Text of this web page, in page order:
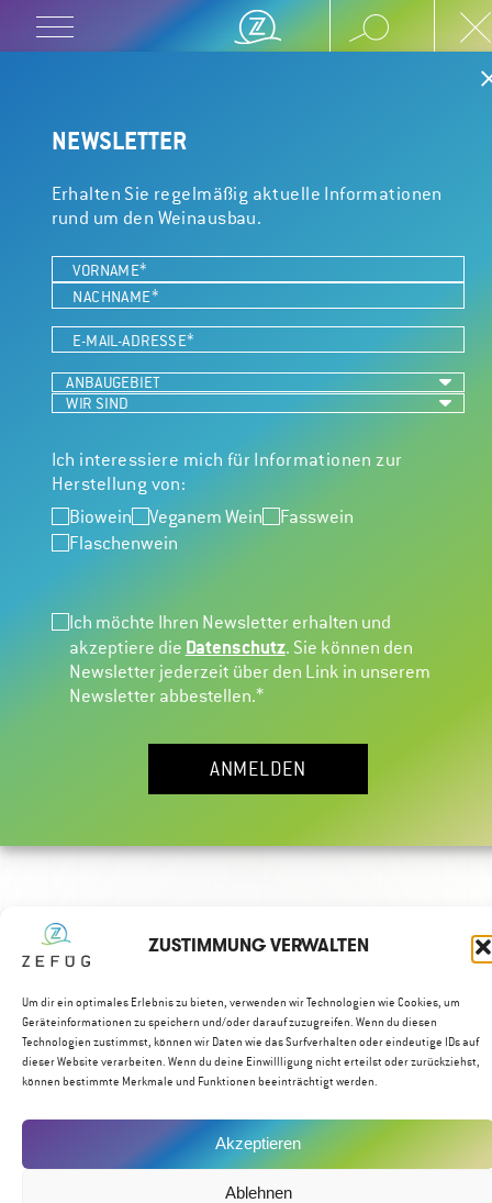
ZUSTIMMUNG VERWALTEN
Um dir ein optimales Erlebnis zu bieten, verwenden wir Technologien wie Cookies, um
Geräteinformationen zu speichern und/oder darauf zuzugreifen. Wenn du diesen
Technologien zustimmst, können wir Daten wie das Surfverhalten oder eindeutige IDs auf
dieser Website verarbeiten. Wenn du deine Einwillligung nicht erteilst oder zurückziehst,
können bestimmte Merkmale und Funktionen beeinträchtigt werden.
Akzeptieren
Ablehnen
SEKT
zuverlässige Produkte.
IOC 18-2007
Hefe für Flaschengärung auch bei schwierigsten
Bedingungen.
IOC CLARIFIANT S
IOC CLARIFIANT XL
IOC GLUTAROM
Nährstoff aus inaktivierten, glutathionreichen Hefen für
NEWSLETTER
Erhalten Sie regelmäßig aktuelle Informationen
rund um den Weinausbau.
Ich interessiere mich für Informationen zur
Herstellung von:
Biowein
Veganem Wein
Fasswein
Flaschenwein
Ich möchte Ihren Newsletter erhalten und
akzeptiere die Datenschutz. Sie können den
Newsletter jederzeit über den Link in unserem
Newsletter abbestellen.*
ANMELDEN